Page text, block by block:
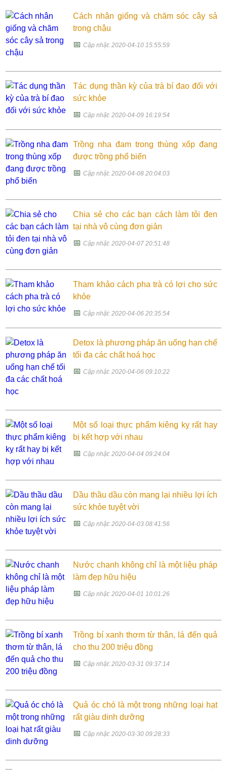
Cách nhân giống và chăm sóc cây sả
trong chậu
📅Cập nhật: 2020-04-10 15:55:59
Tác dụng thần kỳ của trà bí đao đối với
sức khỏe
📅Cập nhật: 2020-04-09 16:19:54
Trồng nha đam trong thùng xốp đang
được trồng phổ biến
📅Cập nhật: 2020-04-08 20:04:03
Chia sẻ cho các bạn cách làm tỏi đen
tại nhà vô cùng đơn giản
📅Cập nhật: 2020-04-07 20:51:48
Tham khảo cách pha trà có lợi cho sức
khỏe
📅Cập nhật: 2020-04-06 20:35:54
Detox là phương pháp ăn uống hạn chế
tối đa các chất hoá học
📅Cập nhật: 2020-04-06 09:10:22
Một số loại thực phẩm kiêng kỵ rất hay
bị kết hợp với nhau
📅Cập nhật: 2020-04-04 09:24:04
Dầu thầu dầu còn mang lại nhiều lợi ích
sức khỏe tuyệt vời
📅Cập nhật: 2020-04-03 08:41:56
Nước chanh không chỉ là một liệu pháp
làm đẹp hữu hiệu
📅Cập nhật: 2020-04-01 10:01:26
Trồng bí xanh thơm từ thân, lá đến quả
cho thu 200 triệu đồng
📅Cập nhật: 2020-03-31 09:37:14
Quả óc chó là một trong những loại hạt
rất giàu dinh dưỡng
📅Cập nhật: 2020-03-30 09:28:33